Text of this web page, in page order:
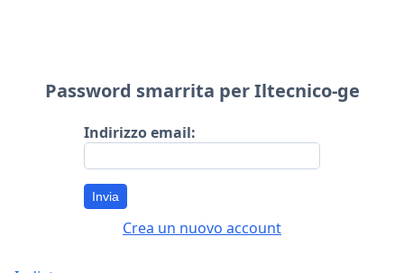
Password smarrita per Iltecnico-ge
Indirizzo email:
Invia
Crea un nuovo account